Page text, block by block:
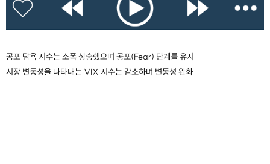
공포 탐욕 지수는 소폭 상승했으며 공포(Fear) 단계를 유지
시장 변동성을 나타내는 VIX 지수는 감소하며 변동성 완화